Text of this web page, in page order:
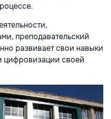
преподавательский
развивает свои навыки
цифровизации своей